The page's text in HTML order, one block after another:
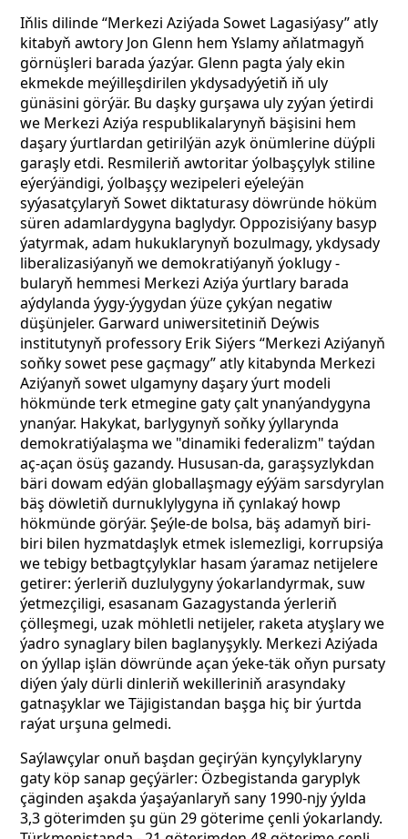
Iňlis dilinde “Merkezi Aziýada Sowet Lagasiýasy” atly
kitabyň awtory Jon Glenn hem Yslamy aňlatmagyň
görnüşleri barada ýazýar. Glenn pagta ýaly ekin
ekmekde meýilleşdirilen ykdysadyýetiň iň uly
günäsini görýär. Bu daşky gurşawa uly zyýan ýetirdi
we Merkezi Aziýa respublikalarynyň bäşisini hem
daşary ýurtlardan getirilýän azyk önümlerine düýpli
garaşly etdi. Resmileriň awtoritar ýolbaşçylyk stiline
eýerýändigi, ýolbaşçy wezipeleri eýeleýän
syýasatçylaryň Sowet diktaturasy döwründe höküm
süren adamlardygyna baglydyr. Oppozisiýany basyp
ýatyrmak, adam hukuklarynyň bozulmagy, ykdysady
liberalizasiýanyň we demokratiýanyň ýoklugy -
bularyň hemmesi Merkezi Aziýa ýurtlary barada
aýdylanda ýygy-ýygydan ýüze çykýan negatiw
düşünjeler. Garward uniwersitetiniň Deýwis
institutynyň professory Erik Siýers “Merkezi Aziýanyň
soňky sowet pese gaçmagy” atly kitabynda Merkezi
Aziýanyň sowet ulgamyny daşary ýurt modeli
hökmünde terk etmegine gaty çalt ynanýandygyna
ynanýar. Hakykat, barlygynyň soňky ýyllarynda
demokratiýalaşma we "dinamiki federalizm" taýdan
aç-açan ösüş gazandy. Hususan-da, garaşsyzlykdan
bäri dowam edýän globallaşmagy eýýäm sarsdyrylan
bäş döwletiň durnuklylygyna iň çynlakaý howp
hökmünde görýär. Şeýle-de bolsa, bäş adamyň biri-
biri bilen hyzmatdaşlyk etmek islemezligi, korrupsiýa
we tebigy betbagtçylyklar hasam ýaramaz netijelere
getirer: ýerleriň duzlulygyny ýokarlandyrmak, suw
ýetmezçiligi, esasanam Gazagystanda ýerleriň
çölleşmegi, uzak möhletli netijeler, raketa atyşlary we
ýadro synaglary bilen baglanyşykly. Merkezi Aziýada
on ýyllap işlän döwründe açan ýeke-täk oňyn pursaty
diýen ýaly dürli dinleriň wekilleriniň arasyndaky
gatnaşyklar we Täjigistandan başga hiç bir ýurtda
raýat urşuna gelmedi.
Saýlawçylar onuň başdan geçirýän kynçylyklaryny
gaty köp sanap geçýärler: Özbegistanda garyplyk
çäginden aşakda ýaşaýanlaryň sany 1990-njy ýylda
3,3 göterimden şu gün 29 göterime çenli ýokarlandy.